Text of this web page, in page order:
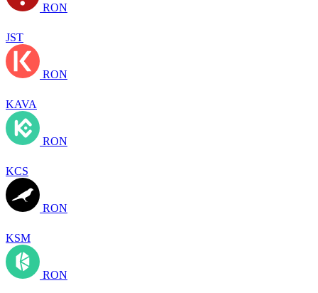
RON
JST
RON
KAVA
RON
KCS
RON
KSM
RON